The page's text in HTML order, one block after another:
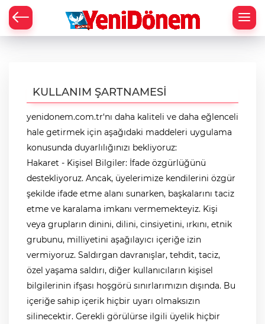
KULLANIM ŞARTNAMESİ
yenidonem.com.tr‘nı daha kaliteli ve daha eğlenceli
hale getirmek için aşağıdaki maddeleri uygulama
konusunda duyarlılığınızı bekliyoruz:
Hakaret - Kişisel Bilgiler: İfade özgürlüğünü
destekliyoruz. Ancak, üyelerimize kendilerini özgür
şekilde ifade etme alanı sunarken, başkalarını taciz
etme ve karalama imkanı vermemekteyiz. Kişi
veya grupların dinini, dilini, cinsiyetini, ırkını, etnik
grubunu, milliyetini aşağılayıcı içeriğe izin
vermiyoruz. Saldırgan davranışlar, tehdit, taciz,
özel yaşama saldırı, diğer kullanıcıların kişisel
bilgilerinin ifşası hoşgörü sınırlarımızın dışında. Bu
içeriğe sahip içerik hiçbir uyarı olmaksızın
silinecektir. Gerekli görülürse ilgili üyelik hiçbir